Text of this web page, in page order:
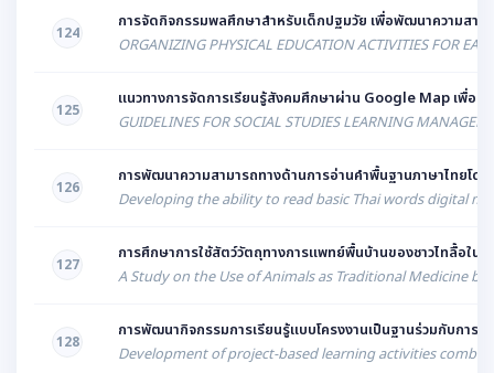
124
การจัดกิจกรรมพลศึกษาสำหรับเด็กปฐมวัย เพื่อพัฒนาความสาม
ORGANIZING PHYSICAL EDUCATION ACTIVITIES FOR
125
แนวทางการจัดการเรียนรู้สังคมศึกษาผ่าน Google Map เพื่อส่
GUIDELINES FOR SOCIAL STUDIES LEARNING
126
การพัฒนาความสามารถทางด้านการอ่านคำพื้นฐานภาษาไทยโด
Developing the ability to read basic Thai words digital
127
การศึกษาการใช้สัตว์วัตถุทางการแพทย์พื้นบ้านของชาวไทลื้อใน
A Study on the Use of Animals as Traditional Medicine
128
การพัฒนากิจกรรมการเรียนรู้แบบโครงงานเป็นฐานร่วมกับกา
Development of project-based learning activities